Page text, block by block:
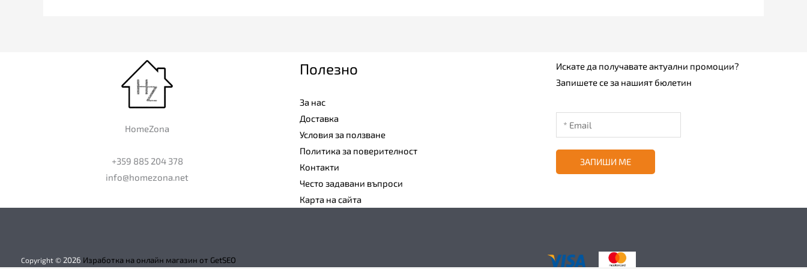
HomeZona
+359 885 204 378
info@homezona.net
Полезно
За нас
Доставка
Условия за ползване
Политика за поверителност
Контакти
Често задавани въпроси
Карта на сайта
Искате да получавате актуални промоции?
Запишете се за нашият бюлетин
ЗАПИШИ МЕ
Copyright © 2026 Изработка на онлайн магазин от GetSEO